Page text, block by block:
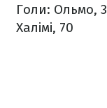
Голи: Ольмо,
Халімі, 70